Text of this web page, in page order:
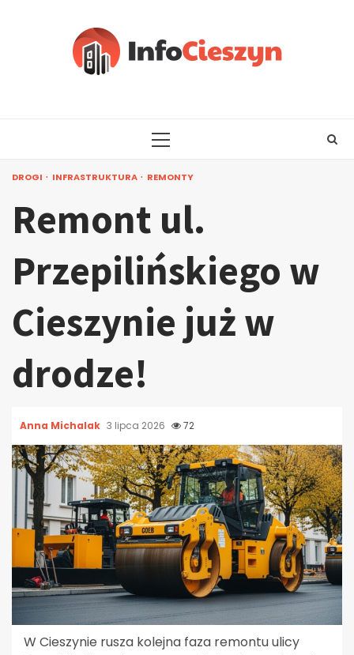
PRIMARY
DROGI INFRASTRUKTURA REMONTY
Remont ul.
Przepilińskiego w
Cieszynie już w
drodze!
Anna Michalak 3 lipca 2026 72
W Cieszynie rusza kolejna faza remontu ulicy